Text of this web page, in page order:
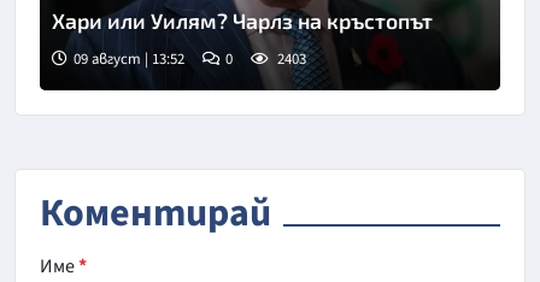
Хари или Уилям? Чарлз на кръстопът
09 август | 13:52 0 2403
Коментирай
Име*